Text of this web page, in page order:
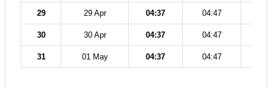
29 29 Apr 04:37 04:47
30 30 Apr 04:37 04:47
31 01 May 04:37 04:47